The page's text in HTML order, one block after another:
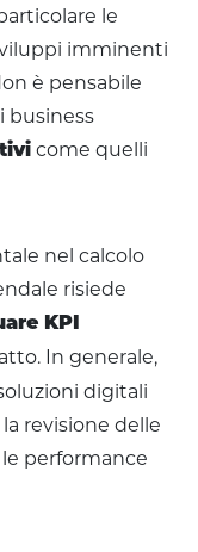
le
imminenti
è pensabile
business
come quelli
nel calcolo
risiede
KPI
In generale,
digitali
revisione delle
performance